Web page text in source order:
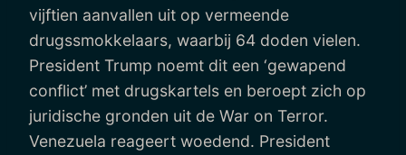
vijftien aanvallen uit op vermeende
drugssmokkelaars, waarbij 64 doden vielen.
President Trump noemt dit een ‘gewapend
conflict’ met drugskartels en beroept zich op
juridische gronden uit de War on Terror.
Venezuela reageert woedend. President